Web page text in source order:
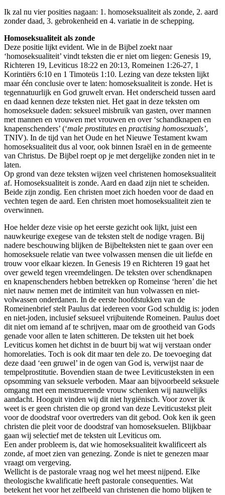
Ik zal nu vier posities nagaan: 1. homoseksualiteit als zonde, 2. aard
zonder daad, 3. gebrokenheid en 4. variatie in de schepping.
Homoseksualiteit als zonde
Deze positie lijkt evident. Wie in de Bijbel zoekt naar
‘homoseksualiteit’ vindt teksten die er niet om liegen: Genesis 19,
Richteren 19, Leviticus 18:22 en 20:13, Romeinen 1:26-27, 1
Korintiërs 6:10 en 1 Timoteüs 1:10. Lezing van deze teksten lijkt
maar één conclusie over te laten: homoseksualiteit is zonde. Het is
tegennatuurlijk en God gruwelt ervan. Het onderscheid tussen aard
en daad kennen deze teksten niet. Het gaat in deze teksten om
homoseksuele daden: seksueel misbruik van gasten, over mannen
met mannen en vrouwen met vrouwen en over ‘schandknapen en
knapenschenders’ (‘male prostitutes en practising homosexuals’,
TNIV). In de tijd van het Oude en het Nieuwe Testament kwam
homoseksualiteit dus al voor, ook binnen Israël en in de gemeente
van Christus. De Bijbel roept op je met dergelijke zonden niet in te
laten.
Op grond van deze teksten wijzen veel christenen homoseksualiteit
af. Homoseksualiteit is zonde. Aard en daad zijn niet te scheiden.
Beide zijn zondig. Een christen moet zich hoeden voor de daad en
vechten tegen de aard. Een christen moet homoseksualiteit zien te
overwinnen.
Hoe helder deze visie op het eerste gezicht ook lijkt, juist een
nauwkeurige exegese van de teksten stelt de nodige vragen. Bij
nadere beschouwing blijken de Bijbelteksten niet te gaan over een
homoseksuele relatie van twee volwassen mensen die uit liefde en
trouw voor elkaar kiezen. In Genesis 19 en Richteren 19 gaat het
over geweld tegen vreemdelingen. De teksten over schendknapen
en knapenschenders hebben betrekken op Romeinse ‘heren’ die het
niet nauw nemen met de intimiteit van hun volwassen en niet-
volwassen onderdanen. In de eerste hoofdstukken van de
Romeinenbrief stelt Paulus dat iedereen voor God schuldig is: joden
en niet-joden, inclusief seksueel vrijbuitende Romeinen. Paulus doet
dit niet om iemand af te schrijven, maar om de grootheid van Gods
genade voor allen te laten schitteren. De teksten uit het boek
Leviticus komen het dichtst in de buurt bij wat wij verstaan onder
homorelaties. Toch is ook dit maar ten dele zo. De toevoeging dat
deze daad ‘een gruwel’ in de ogen van God is, verwijst naar de
tempelprostitutie. Bovendien staan de twee Leviticusteksten in een
opsomming van seksuele verboden. Maar aan bijvoorbeeld seksuele
omgang met een menstruerende vrouw schenken wij nauwelijks
aandacht. Hooguit vinden wij dit niet hygiënisch. Voor zover ik
weet is er geen christen die op grond van deze Leviticustekst pleit
voor de doodstraf voor overtreders van dit gebod. Ook ken ik geen
christen die pleit voor de doodstraf van homoseksuelen. Blijkbaar
gaan wij selectief met de teksten uit Leviticus om.
Een ander probleem is, dat wie homoseksualiteit kwalificeert als
zonde, af moet zien van genezing. Zonde is niet te genezen maar
vraagt om vergeving.
Wellicht is de pastorale vraag nog wel het meest nijpend. Elke
theologische kwalificatie heeft pastorale consequenties. Wat
betekent het voor het zelfbeeld van christenen die homo blijken te